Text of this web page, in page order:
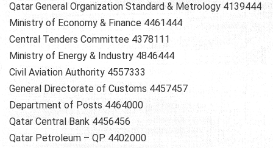
Qatar General Organization Standard & Metrology 4139444
Ministry of Economy & Finance 4461444
Central Tenders Committee 4378111
Ministry of Energy & Industry 4846444
Civil Aviation Authority 4557333
General Directorate of Customs 4457457
Department of Posts 4464000
Qatar Central Bank 4456456
Qatar Petroleum – QP 4402000